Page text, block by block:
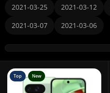
2021-03-25 2021-03-12
2021-03-07
2021-03-06
Top New